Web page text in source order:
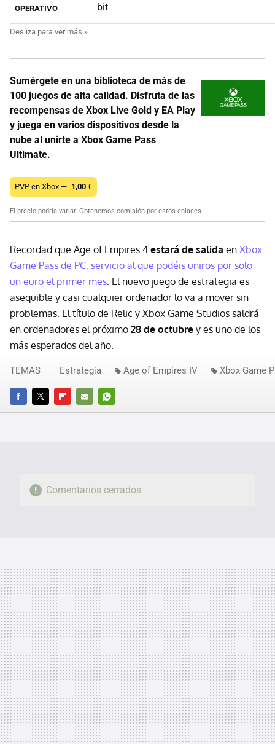
OPERATIVO
bit
Sumérgete en una biblioteca de más de
100 juegos de alta calidad. Disfruta de las
recompensas de Xbox Live Gold y EA Play
y juega en varios dispositivos desde la
nube al unirte a Xbox Game Pass
Ultimate.
PVP en Xbox — 1,00 €
El precio podría variar. Obtenemos comisión por estos enlaces
Recordad que Age of Empires 4 estará de salida en Xbox
Game Pass de PC, servicio al que podéis uniros por solo
un euro el primer mes . El nuevo juego de estrategia es
asequible y casi cualquier ordenador lo va a mover sin
problemas. El título de Relic y Xbox Game Studios saldrá
en ordenadores el próximo 28 de octubre y es uno de los
más esperados del año.
FACEBOOKTWITTERFLIPBOARD
E-
WHATSAPP
TEMAS Estrategia Age of Empires IV Xbox Game
Comentarios cerrados